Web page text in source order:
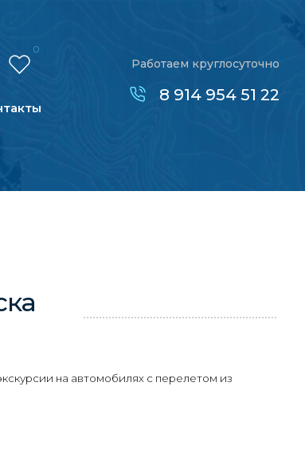
0
Работаем круглосуточно
8 914 954 51 22
на автомобилях с перелетом из